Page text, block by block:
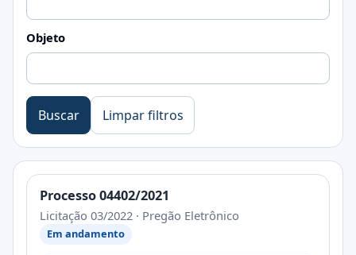
Objeto
Buscar Limpar filtros
Processo 04402/2021
Licitação 03/2022 · Pregão Eletrônico
Em andamento